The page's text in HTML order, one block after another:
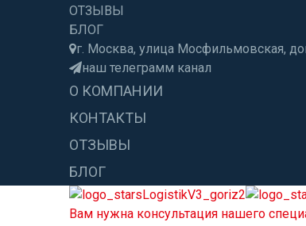
ОТЗЫВЫ
БЛОГ
г. Москва, улица Мосфильмовская,
наш телеграмм канал
О КОМПАНИИ
КОНТАКТЫ
ОТЗЫВЫ
БЛОГ
Вам нужна консультация нашего